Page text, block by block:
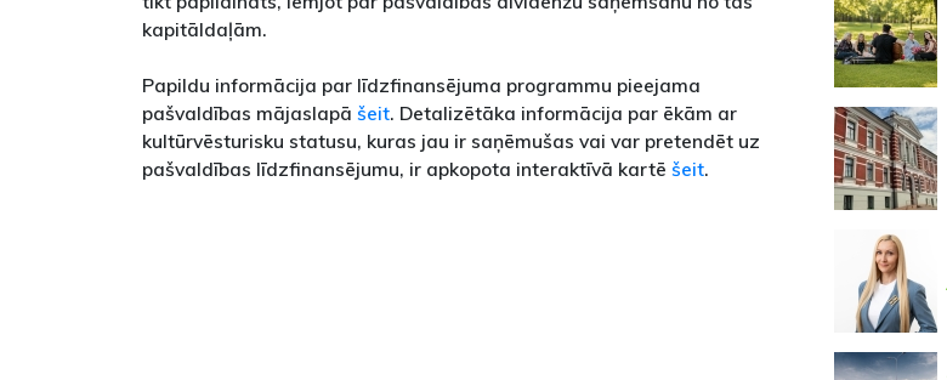
kapitāldaļām.
Papildu informācija par līdzfinansējuma programmu pieejama
pašvaldības mājaslapā šeit. Detalizētāka informācija par ēkām ar
kultūrvēsturisku statusu, kuras jau ir saņēmušas vai var pretendēt uz
pašvaldības līdzfinansējumu, ir apkopota interaktīvā kartē šeit.